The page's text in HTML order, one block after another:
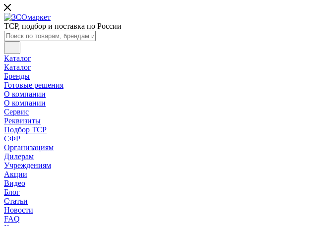
ТСР, подбор и поставка по России
Каталог
Каталог
Бренды
Готовые решения
О компании
О компании
Сервис
Реквизиты
Подбор ТСР
СФР
Организациям
Дилерам
Учреждениям
Акции
Видео
Блог
Статьи
Новости
FAQ